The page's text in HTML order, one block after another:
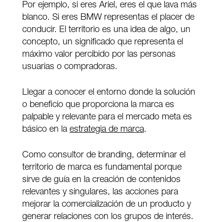
Por ejemplo, si eres Ariel, eres el que lava más
blanco. Si eres BMW representas el placer de
conducir. El territorio es una idea de algo, un
concepto, un significado que representa el
máximo valor percibido por las personas
usuarias o compradoras.
Llegar a conocer el entorno donde la solución
o beneficio que proporciona la marca es
palpable y relevante para el mercado meta es
básico en la estrategia de marca.
Como consultor de branding, determinar el
territorio de marca es fundamental porque
sirve de guía en la creación de contenidos
relevantes y singulares, las acciones para
mejorar la comercialización de un producto y
generar relaciones con los grupos de interés.